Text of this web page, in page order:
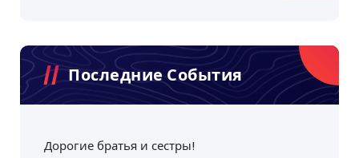
Последние События
Дорогие братья и сестры!